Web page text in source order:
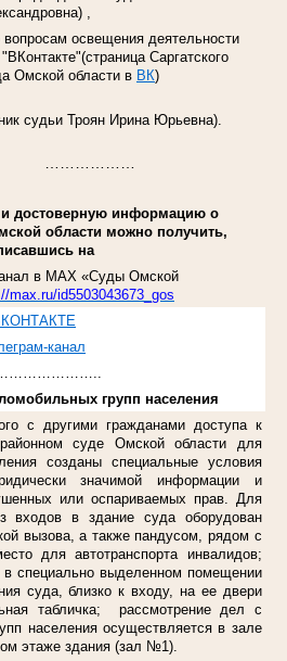
,
вопросам освещения деятельности
Саргатского
Омской области в ВК)
судьи Троян Ирина Юрьевна).
достоверную информацию о
области можно получить,
на
в МАХ «Суды Омской
max.ru/id5503043673_gos
канал
групп населения
с другими гражданами доступа к
суде Омской области для
созданы специальные условия
значимой информации и
или оспариваемых прав. Для
входов в здание суда оборудован
вызова, а также пандусом, рядом с
для автотранспорта инвалидов;
специально выделенном помещении
суда, близко к входу, на ее двери
табличка; рассмотрение дел с
населения осуществляется в зале
этаже здания (зал №1).